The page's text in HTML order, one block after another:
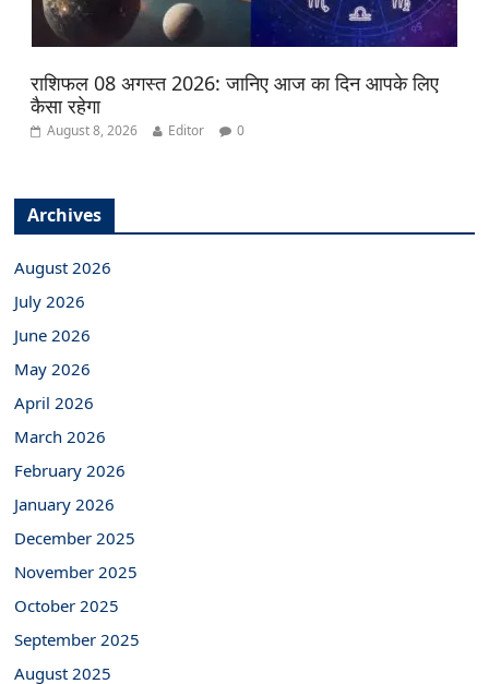
राशिफल 08 अगस्त 2026: जानिए आज का दिन आपके लिए
कैसा रहेगा
August 8, 2026 Editor 0
Archives
August 2026
July 2026
June 2026
May 2026
April 2026
March 2026
February 2026
January 2026
December 2025
November 2025
October 2025
September 2025
August 2025